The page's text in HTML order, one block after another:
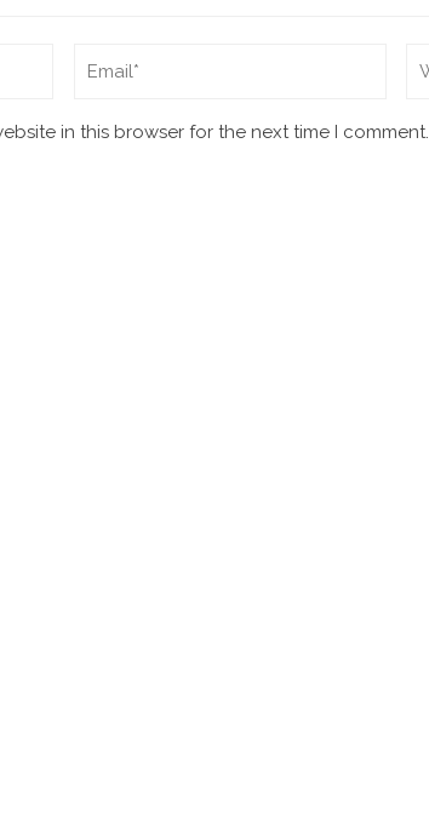
in this browser for the next time I comment.